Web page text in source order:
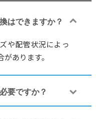
はできますか？
や配管状況によっ
あります。
要ですか？